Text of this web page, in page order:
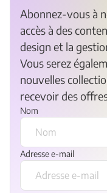
Abonnez-vous à
accès à des
design et la
Vous serez
nouvelles
recevoir des
Nom
Adresse e-mail